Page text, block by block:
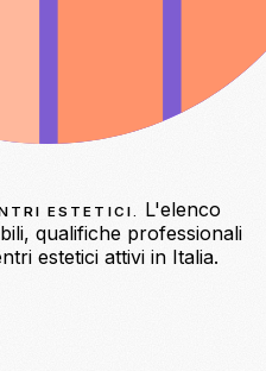
ESTETICI.
L'elenco
qualifiche professionali
estetici attivi in Italia.